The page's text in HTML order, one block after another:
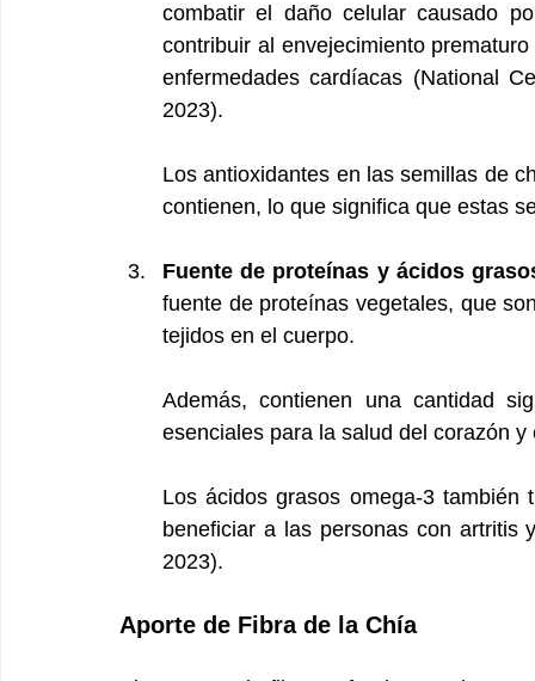
combatir el daño celular causado
contribuir al envejecimiento
enfermedades cardíacas (National
2023).
Los antioxidantes en las semillas de
contienen, lo que significa que estas
Fuente de proteínas y ácidos
fuente de proteínas vegetales, que
tejidos en el cuerpo.
Además, contienen una cantidad
esenciales para la salud del corazón
Los ácidos grasos omega-3 también
beneficiar a las personas con artritis
2023).
Aporte de Fibra de la Chía